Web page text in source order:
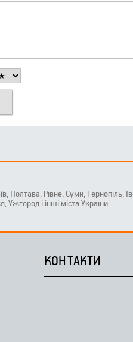
ОФФ 82 ПАННОЧКА
Полтава, Рівне, Суми, Тернопіль,
і інші міста України.
КОНТАКТИ